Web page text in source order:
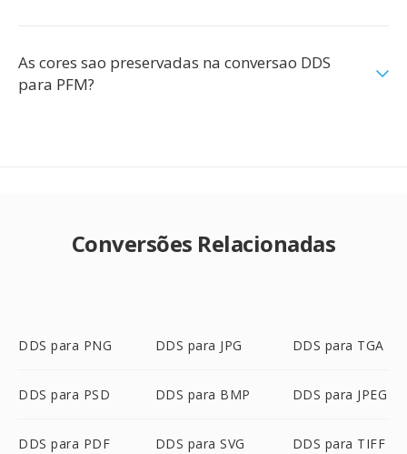
As cores sao preservadas na conversao DDS
para PFM?
Conversões Relacionadas
DDS para PNG DDS para JPG DDS para TGA
DDS para PSD DDS para BMP DDS para JPEG
DDS para PDF DDS para SVG DDS para TIFF